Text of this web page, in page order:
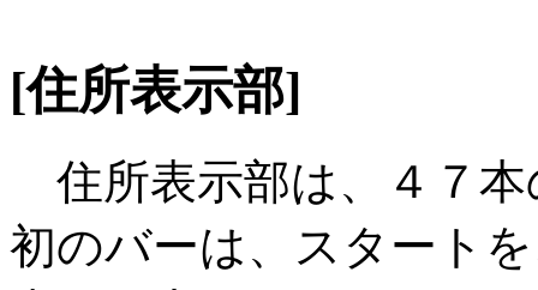
[住所表示部]
住所表示部は、４７
初のバーは、スタート